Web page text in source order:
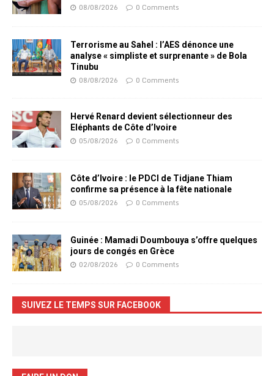
08/08/2026 0 Comments
Terrorisme au Sahel : l’AES dénonce une
analyse « simpliste et surprenante » de Bola
Tinubu
08/08/2026 0 Comments
Hervé Renard devient sélectionneur des
Eléphants de Côte d’Ivoire
05/08/2026 0 Comments
Côte d’Ivoire : le PDCI de Tidjane Thiam
confirme sa présence à la fête nationale
05/08/2026 0 Comments
Guinée : Mamadi Doumbouya s’offre quelques
jours de congés en Grèce
02/08/2026 0 Comments
SUIVEZ LE TEMPS SUR FACEBOOK